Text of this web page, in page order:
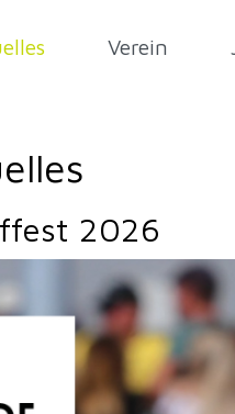
Verein
2026